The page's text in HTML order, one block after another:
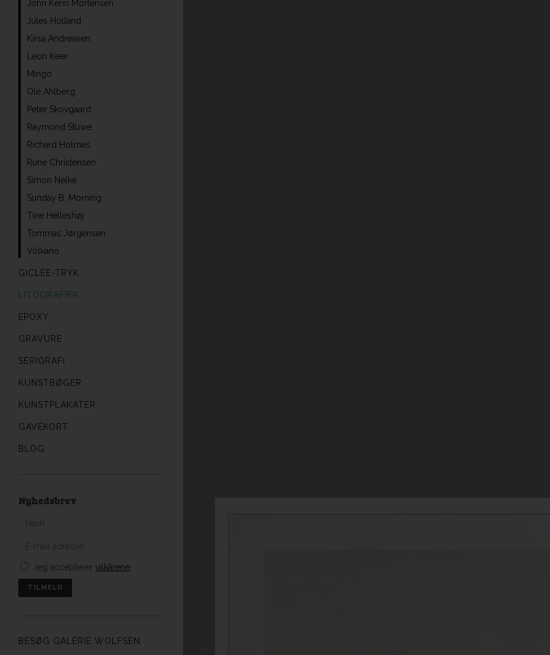
John Kenn Mortensen
Jules Holland
Kirsa Andreasen
Leon Keer
Mingo
Ole Ahlberg
Peter Skovgaard
Raymond Stuwe
Richard Holmes
Rune Christensen
Simon Nelke
Sunday B. Morning
Tine Helleshøj
Tommas Jørgensen
Volkano
GICLÉE-TRYK
LITOGRAFIER
EPOXY
GRAVURE
SERIGRAFI
KUNSTBØGER
KUNSTPLAKATER
GAVEKORT
BLOG
Nyhedsbrev
Jeg accepterer vilkårene
BESØG GALERIE WOLFSEN